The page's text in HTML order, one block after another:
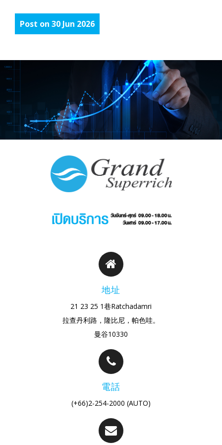
Post on 30 Jun 2026
地址
21 23 25 1巷Ratchadamri
拉查丹利路，隆比尼，帕色哇。
曼谷10330
電話
(+66)2-254-2000 (AUTO)